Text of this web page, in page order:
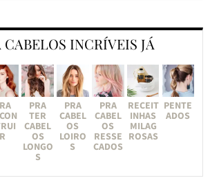
INCRÍVEIS JÁ
R
PRA
TER
CABEL
OS
LONGO
S
PRA
CABEL
OS
LOIRO
S
PRA
CABEL
OS
RESSE
CADOS
RECEIT
INHAS
MILAG
ROSAS
PENTE
ADOS